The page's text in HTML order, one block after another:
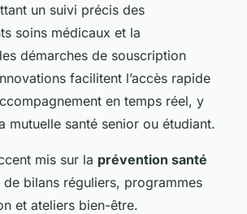
un suivi précis des
soins médicaux et la
démarches de souscription
facilitent l’accès rapide
en temps réel, y
mutuelle santé senior ou étudiant.
mis sur la prévention santé
bilans réguliers, programmes
et ateliers bien-être.